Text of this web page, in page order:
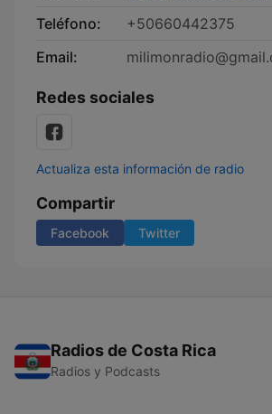
Teléfono:
+50660442375
Email:
Redes sociales
Actualiza esta información de radio
Compartir
Facebook Twitter
Radios de Costa Rica
Radios y Podcasts